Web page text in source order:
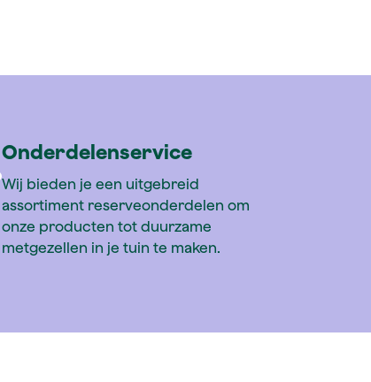
Onderdelenservice
Wij bieden je een uitgebreid
assortiment reserveonderdelen om
onze producten tot duurzame
metgezellen in je tuin te maken.